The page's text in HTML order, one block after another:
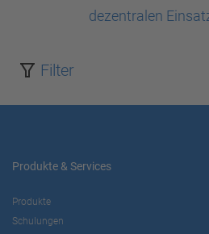
dezentralen
Filter
Produkte & Services
Produkte
Schulungen